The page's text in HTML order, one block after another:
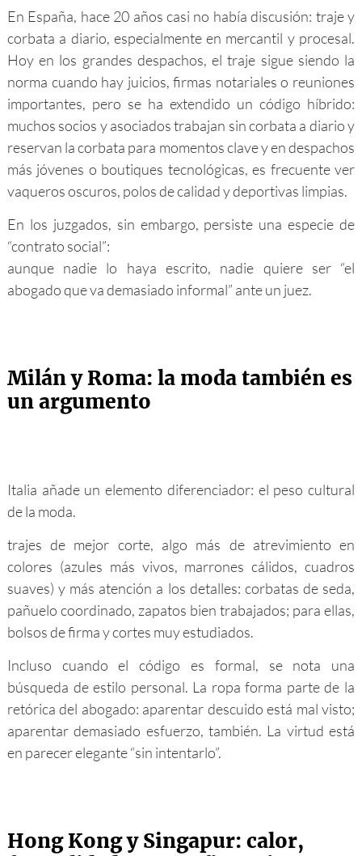
En España, hace 20 años casi no había discusión: traje y
corbata a diario, especialmente en mercantil y procesal.
Hoy en los grandes despachos, el traje sigue siendo la
norma cuando hay juicios, firmas notariales o reuniones
importantes, pero se ha extendido un código híbrido:
muchos socios y asociados trabajan sin corbata a diario y
reservan la corbata para momentos clave y en despachos
más jóvenes o boutiques tecnológicas, es frecuente ver
vaqueros oscuros, polos de calidad y deportivas limpias.
En los juzgados, sin embargo, persiste una especie de
“contrato social”:
aunque nadie lo haya escrito, nadie quiere ser “el
abogado que va demasiado informal” ante un juez.
Milán y Roma: la moda también es
un argumento
Italia añade un elemento diferenciador: el peso cultural
de la moda.
trajes de mejor corte, algo más de atrevimiento en
colores (azules más vivos, marrones cálidos, cuadros
suaves) y más atención a los detalles: corbatas de seda,
pañuelo coordinado, zapatos bien trabajados; para ellas,
bolsos de firma y cortes muy estudiados.
Incluso cuando el código es formal, se nota una
búsqueda de estilo personal. La ropa forma parte de la
retórica del abogado: aparentar descuido está mal visto;
aparentar demasiado esfuerzo, también. La virtud está
en parecer elegante “sin intentarlo”.
Hong Kong y Singapur: calor,